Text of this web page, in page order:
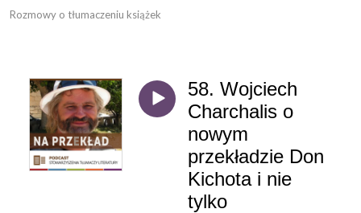
Rozmowy o tłumaczeniu książek
58. Wojciech
Charchalis o
nowym
przekładzie Don
Kichota i nie
tylko